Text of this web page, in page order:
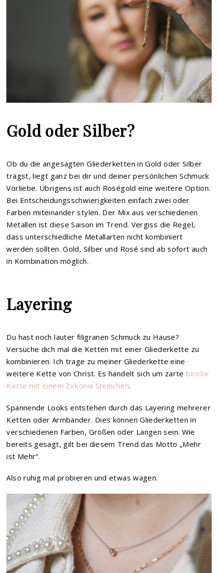
Gold oder Silber?
Ob du die angesagten Gliederketten in Gold oder Silber
trägst, liegt ganz bei dir und deiner persönlichen Schmuck
Vorliebe. Übrigens ist auch Roségold eine weitere Option.
Bei Entscheidungsschwierigkeiten einfach zwei oder
Farben miteinander stylen. Der Mix aus verschiedenen
Metallen ist diese Saison im Trend. Vergiss die Regel,
dass unterschiedliche Metallarten nicht kombiniert
werden sollten. Gold, Silber und Rosé sind ab sofort auch
in Kombination möglich.
Layering
Du hast noch lauter filigranen Schmuck zu Hause?
Versuche dich mal die Ketten mit einer Gliederkette zu
kombinieren. Ich trage zu meiner Gliederkette eine
weitere Kette von Christ. Es handelt sich um zarte bicolor
Kette mit einem Zirkonia Steinchen.
Spannende Looks entstehen durch das Layering mehrerer
Ketten oder Armbänder. Dies können Gliederketten in
verschiedenen Farben, Größen oder Längen sein. Wie
bereits gesagt, gilt bei diesem Trend das Motto „Mehr
ist Mehr“.
Also ruhig mal probieren und etwas wagen.